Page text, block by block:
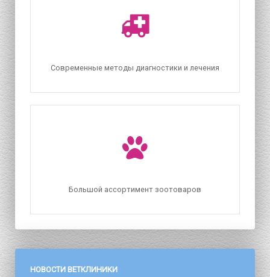
Современные методы диагностики и лечения
Большой ассортимент зоотоваров
НОВОСТИ ВЕТКЛИНИКИ